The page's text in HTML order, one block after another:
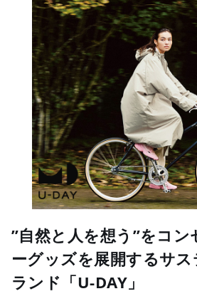
”自然と人を想う”をコ
ーグッズを展開するサ
ランド「U-DAY」